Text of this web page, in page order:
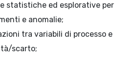
statistiche ed esplorative per
e anomalie;
tra variabili di processo e
scarto;